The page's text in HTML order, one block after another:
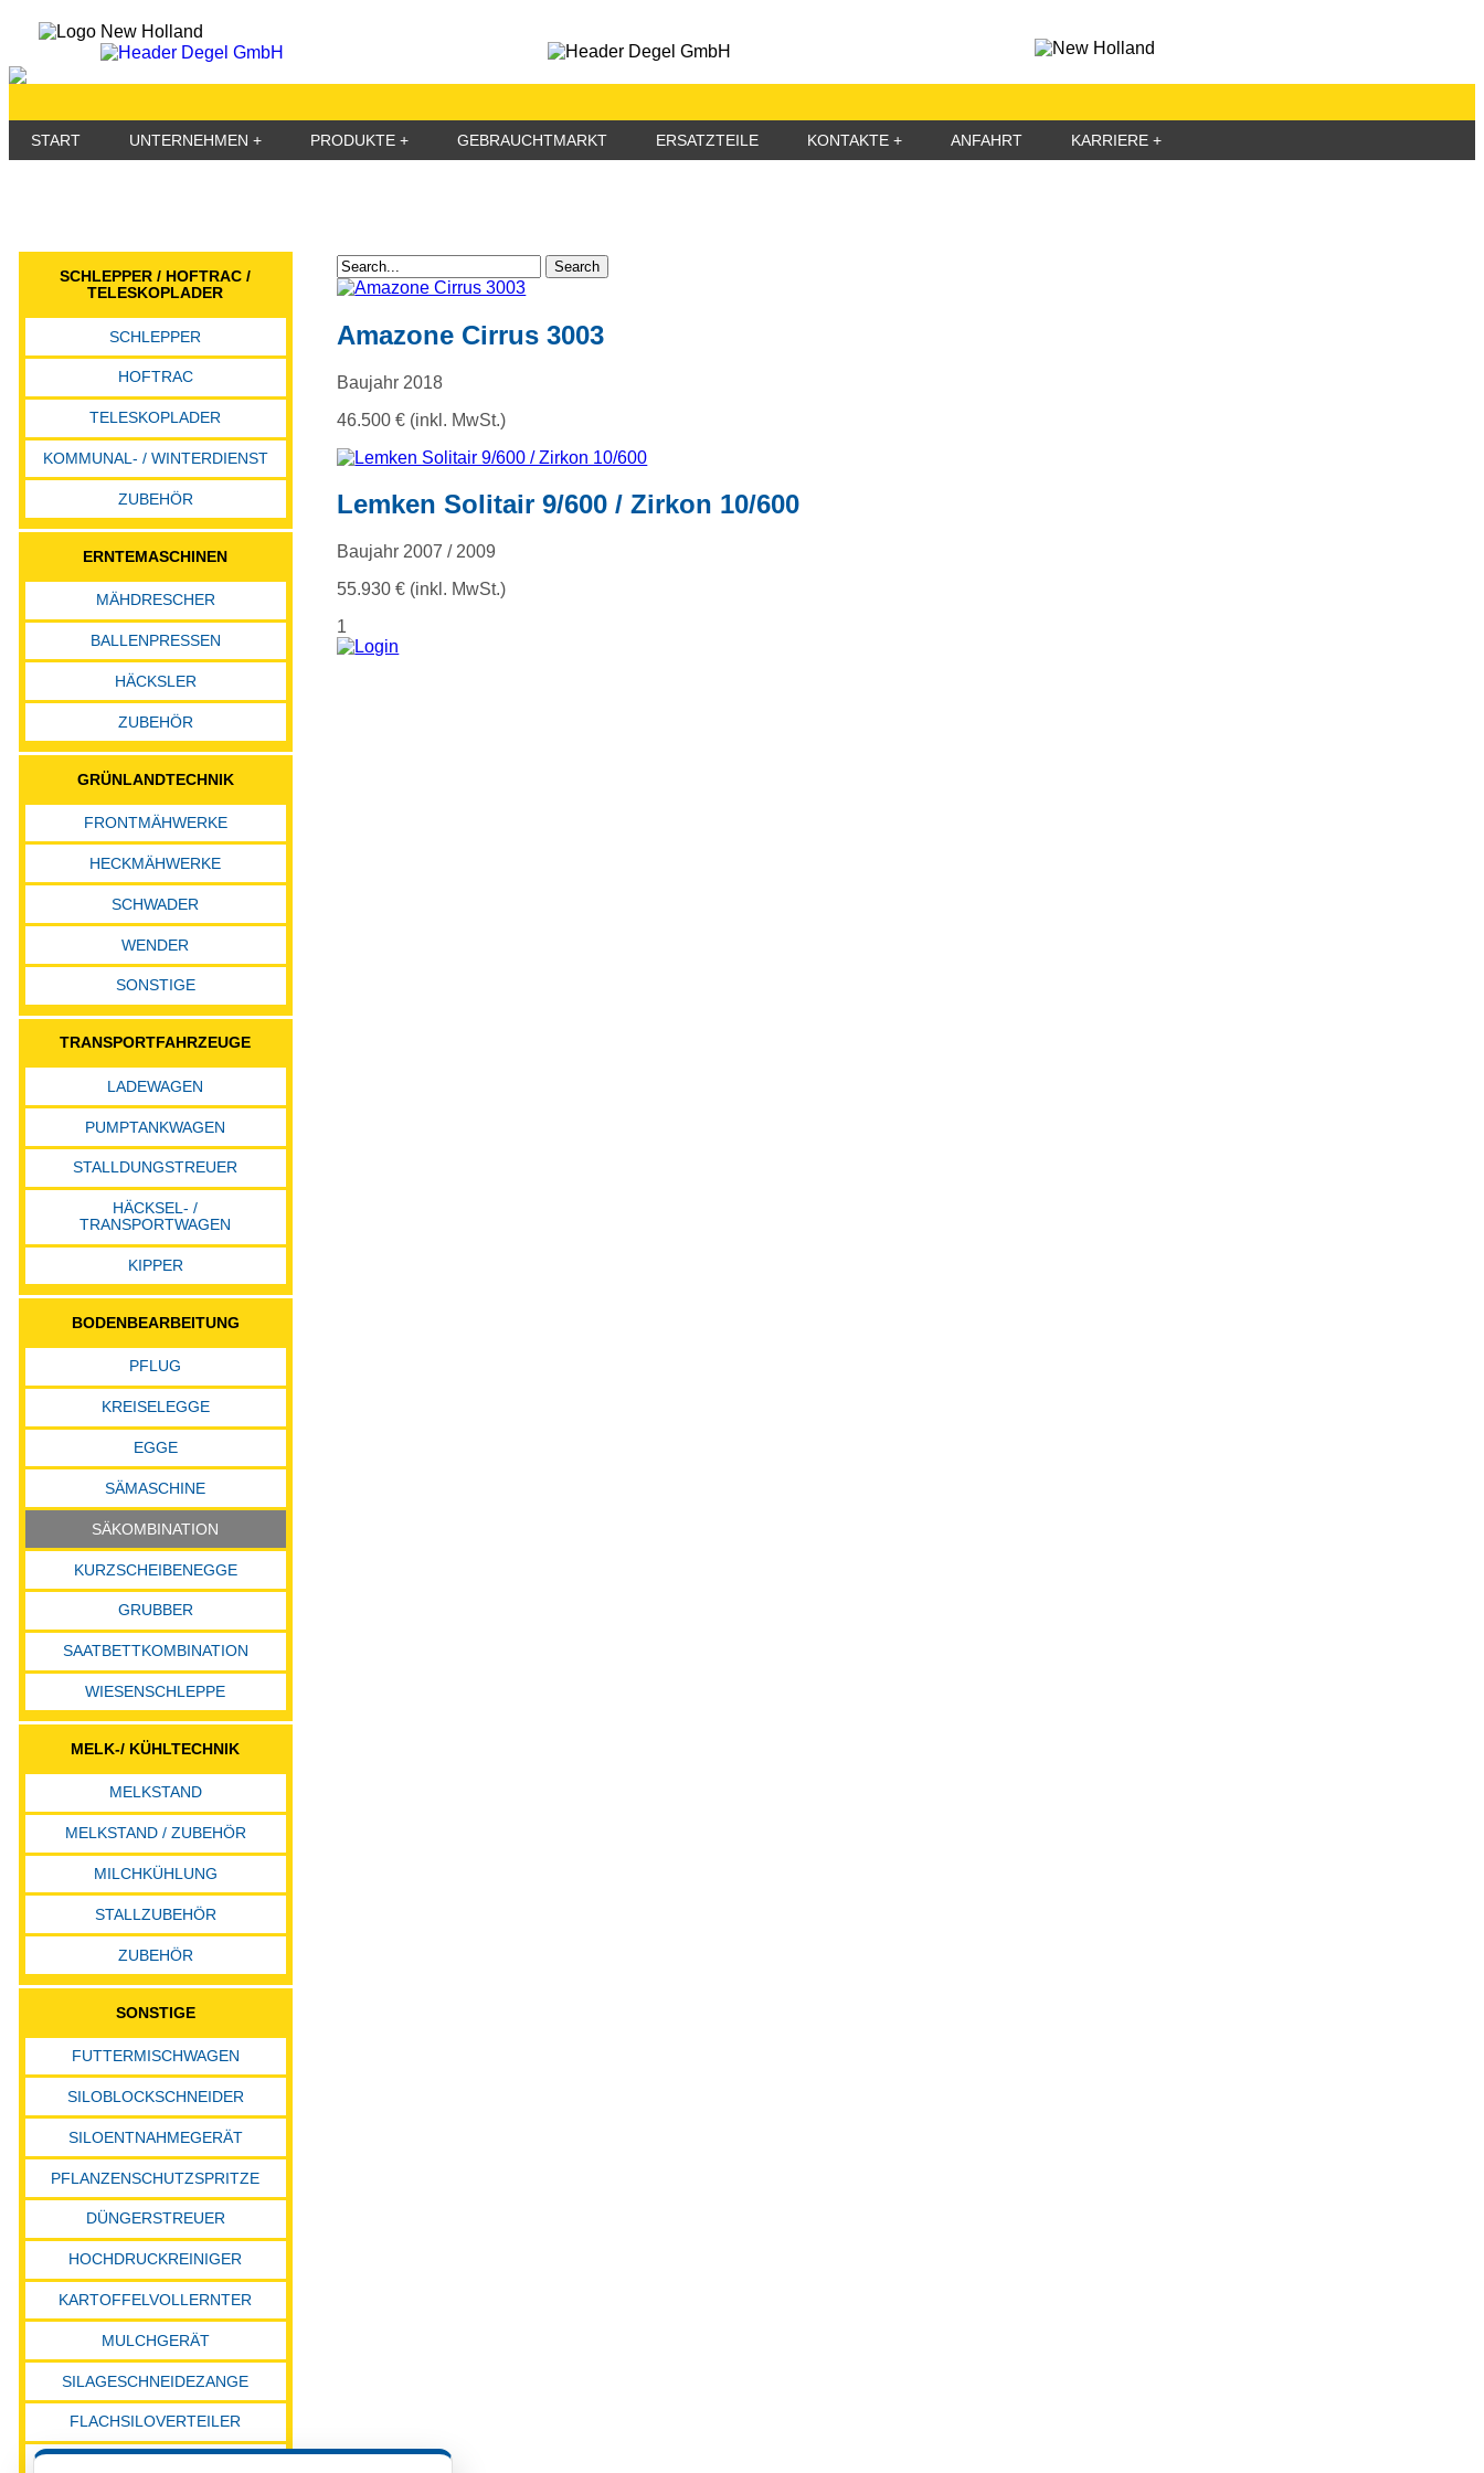
START UNTERNEHMEN PRODUKTE GEBRAUCHTMARKT ERSATZTEILE KONTAKTE ANFAHRT KARRIERE
SCHLEPPER / HOFTRAC /
TELESKOPLADER
SCHLEPPER
HOFTRAC
TELESKOPLADER
KOMMUNAL- / WINTERDIENST
ZUBEHÖR
ERNTEMASCHINEN
MÄHDRESCHER
BALLENPRESSEN
HÄCKSLER
ZUBEHÖR
GRÜNLANDTECHNIK
FRONTMÄHWERKE
HECKMÄHWERKE
SCHWADER
WENDER
SONSTIGE
TRANSPORTFAHRZEUGE
LADEWAGEN
PUMPTANKWAGEN
STALLDUNGSTREUER
HÄCKSEL- /
TRANSPORTWAGEN
KIPPER
BODENBEARBEITUNG
PFLUG
KREISELEGGE
EGGE
SÄMASCHINE
SÄKOMBINATION
KURZSCHEIBENEGGE
GRUBBER
SAATBETTKOMBINATION
WIESENSCHLEPPE
MELK-/ KÜHLTECHNIK
MELKSTAND
MELKSTAND / ZUBEHÖR
MILCHKÜHLUNG
STALLZUBEHÖR
ZUBEHÖR
SONSTIGE
FUTTERMISCHWAGEN
SILOBLOCKSCHNEIDER
SILOENTNAHMEGERÄT
PFLANZENSCHUTZSPRITZE
DÜNGERSTREUER
HOCHDRUCKREINIGER
KARTOFFELVOLLERNTER
MULCHGERÄT
SILAGESCHNEIDEZANGE
FLACHSILOVERTEILER
Search
Amazone Cirrus 3003
Baujahr 2018
46.500 € (inkl. MwSt.)
Lemken Solitair 9/600 / Zirkon 10/600
Baujahr 2007 / 2009
55.930 € (inkl. MwSt.)
1